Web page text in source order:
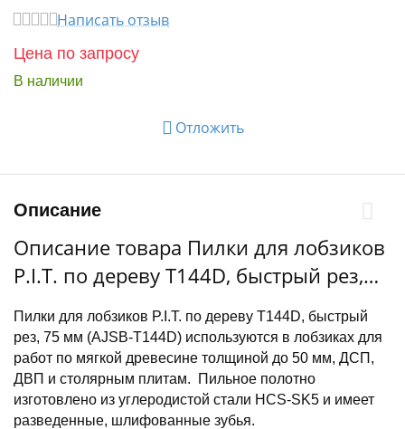
Написать отзыв
Цена по запросу
В наличии
Отложить
Описание
Описание товара Пилки для лобзиков
P.I.T. по дереву T144D, быстрый рез,
75 мм (AJSB-T144D)
Пилки для лобзиков P.I.T. по дереву T144D, быстрый
рез, 75 мм (AJSB-T144D) используются в лобзиках для
работ по мягкой древесине толщиной до 50 мм, ДСП,
ДВП и столярным плитам. Пильное полотно
изготовлено из углеродистой стали HCS-SK5 и имеет
разведенные, шлифованные зубья.